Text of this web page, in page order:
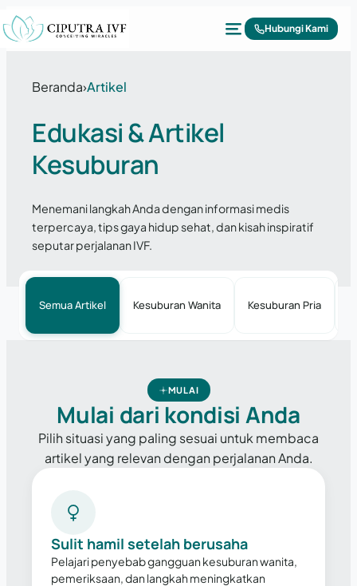
Lewati ke konten
Hubungi Kami
Beranda›Artikel
Edukasi & Artikel
Kesuburan
Menemani langkah Anda dengan informasi medis
terpercaya, tips gaya hidup sehat, dan kisah inspiratif
seputar perjalanan IVF.
Semua Artikel Kesuburan Wanita Kesuburan Pria
MULAI
Mulai dari kondisi Anda
Pilih situasi yang paling sesuai untuk membaca
artikel yang relevan dengan perjalanan Anda.
Sulit hamil setelah berusaha
Pelajari penyebab gangguan kesuburan wanita,
pemeriksaan, dan langkah meningkatkan